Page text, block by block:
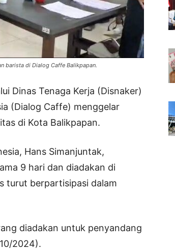
barista di Dialog Caffe Balikpapan.
Dinas Tenaga Kerja (Disnaker)
(Dialog Caffe) menggelar
di Kota Balikpapan.
Hans Simanjuntak,
9 hari dan diadakan di
turut berpartisipasi dalam
diadakan untuk penyandang
2024).